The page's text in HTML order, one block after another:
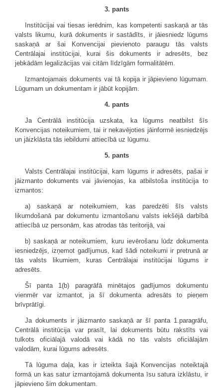
3. pants
Institūcijai vai tiesas ierēdnim, kas kompetenti saskaņā ar tās
valsts likumu, kurā dokuments ir sastādīts, ir jāiesniedz lūgums
saskaņā ar šai Konvencijai pievienoto paraugu tās valsts
Centrālajai institūcijai, kurai šis dokuments ir adresēts, bez
jebkādām legalizācijas vai citām līdzīgām formalitātēm.
Izmantojamais dokuments vai tā kopija ir jāpievieno lūgumam.
Lūgumam un dokumentam ir jābūt kopijām.
4. pants
Ja Centrālā institūcija uzskata, ka lūgums neatbilst šīs
Konvencijas noteikumiem, tai ir nekavējoties jāinformē iesniedzējs
un jāizklāsta tās iebildumi attiecībā uz lūgumu.
5. pants
Valsts Centrālajai institūcijai, kam lūgums ir adresēts, pašai ir
jāizmanto dokuments vai jāvienojas, ka atbilstoša institūcija to
izmantos:
a) saskaņā ar noteikumiem, kas paredzēti šīs valsts
likumdošanā par dokumentu izmantošanu valsts iekšējā darbībā
attiecībā uz personām, kas atrodas tās teritorijā, vai
b) saskaņā ar noteikumiem, kuru ievērošanu lūdz dokumenta
iesniedzējs, izņemot gadījumus, kad šādi noteikumi ir pretrunā ar
tās valsts likumiem, kuras Centrālajai institūcijai lūgums ir
adresēts.
Šī panta 1(b) paragrāfā minētajos gadījumos dokumentu
vienmēr var izmantot, ja šī dokumenta adresāts to pieņem
brīvprātīgi.
Ja dokuments ir jāizmanto saskaņā ar šī panta 1.paragrāfu,
Centrālā institūcija var prasīt, lai dokuments būtu rakstīts vai
tulkots oficiālajā valodā vai kādā no tās valsts oficiālajām
valodām, kurai lūgums adresēts.
Tā lūguma daļa, kas ir izteikta šajā Konvencijas noteiktajā
formā un kas satur izmantojamā dokumenta īsu satura izklāstu, ir
jāpievieno šim dokumentam.